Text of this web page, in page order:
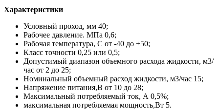
Характеристики
Условный проход, мм 40;
Рабочее давление. МПа 0,6;
Рабочая температура, С от -40 до +50;
Класс точности 0,25 или 0,5;
Допустимый диапазон объемного расхода жидкости, м3/
час от 2 до 25;
Номинальный объемный расход жидкости, м3/час 15;
Напряжение питания,В от 10 до 28;
Максимальный потребляемый ток, А 0,5%;
максимальная потребляемая мощность,Вт 5.